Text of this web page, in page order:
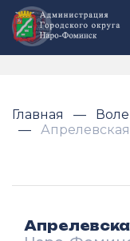
Главная